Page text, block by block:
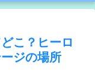
こ？ヒーロ
ジの場所